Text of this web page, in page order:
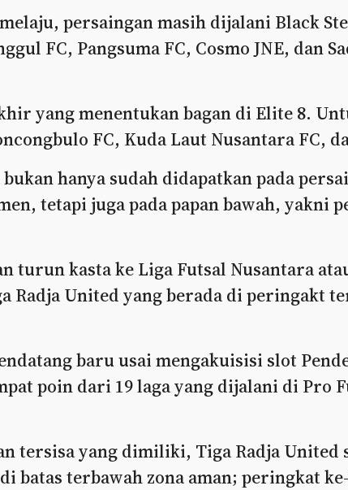
persaingan masih dijalani Black
FC, Pangsuma FC, Cosmo JNE, dan
yang menentukan bagan di Elite 8.
FC, Kuda Laut Nusantara FC,
hanya sudah didapatkan pada
tetapi juga pada papan bawah, yakni
turun kasta ke Liga Futsal Nusantara
Radja United yang berada di peringakt
baru usai mengakuisisi slot
poin dari 19 laga yang dijalani di Pro
tersisa yang dimiliki, Tiga Radja United
batas terbawah zona aman; peringkat